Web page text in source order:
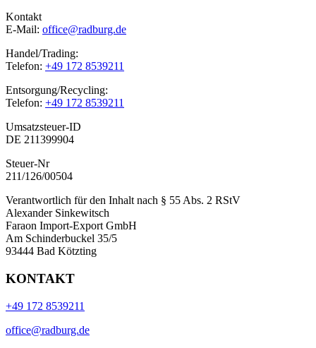
Kontakt
E-Mail: office@radburg.de
Handel/Trading:
Telefon: +49 172 8539211
Entsorgung/Recycling:
Telefon: +49 172 8539211
Umsatzsteuer-ID
DE 211399904
Steuer-Nr
211/126/00504
Verantwortlich für den Inhalt nach § 55 Abs. 2 RStV
Alexander Sinkewitsch
Faraon Import-Export GmbH
Am Schinderbuckel 35/5
93444 Bad Kötzting
KONTAKT
+49 172 8539211
office@radburg.de